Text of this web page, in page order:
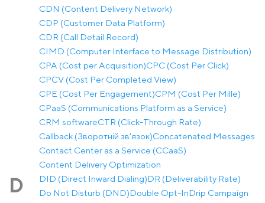
CDN (Content Delivery Network)
CDP (Customer Data Platform)
CDR (Call Detail Record)
CIMD (Computer Interface to Message Distribution)
CPA (Cost per Acquisition)CPC (Cost Per Click)
CPCV (Cost Per Completed View)
CPE (Cost Per Engagement)CPM (Cost Per Mille)
CPaaS (Communications Platform as a Service)
CRM softwareCTR (Click-Through Rate)
Callback (Зворотній зв'язок)Concatenated Messages
Contact Center as a Service (CCaaS)
Content Delivery Optimization
D DID (Direct Inward Dialing)DR (Deliverability Rate)
Do Not Disturb (DND)Double Opt-InDrip Campaign